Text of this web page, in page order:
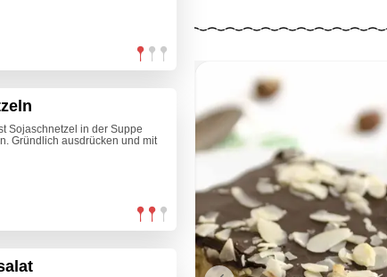
Sojaschnetzel in der Suppe
Gründlich ausdrücken und mit